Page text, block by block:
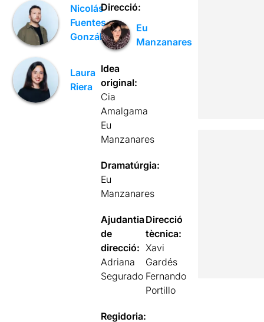
Nicolás
Fuentes
González
Laura
Riera
Direcció:
Eu
Manzanares
Idea
original:
Cia
Amalgama
Eu
Manzanares
Dramatúrgia:
Eu
Manzanares
Ajudantia
de
direcció:
Adriana
Segurado
Direcció
tècnica:
Xavi
Gardés
Fernando
Portillo
Regidoria: